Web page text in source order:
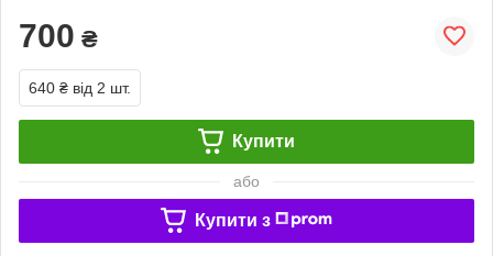
700 ₴
640 ₴ від 2 шт.
Купити
або
Купити з